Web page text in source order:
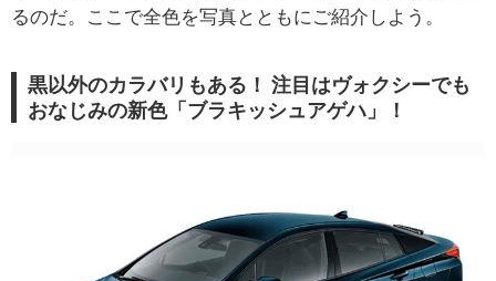
るのだ。ここで全色を写真とともにご紹介しよう。
黒以外のカラバリもある！ 注目はヴォクシーでも
おなじみの新色「ブラキッシュアゲハ」！